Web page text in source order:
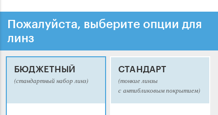
Пожалуйста, выберите опции для
линз
БЮДЖЕТНЫЙ
(стандартный набор линз)
СТАНДАРТ
(тонкие линзы
с антибликовым покрытием)